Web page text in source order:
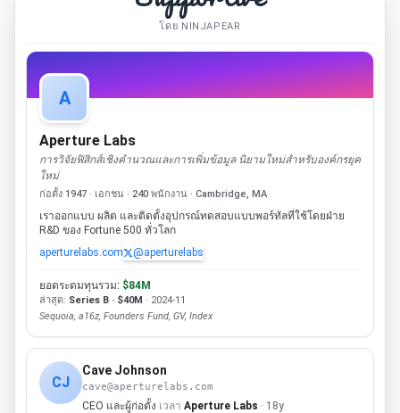
โดย NINJAPEAR
A
Aperture Labs
การวิจัยฟิสิกส์เชิงคำนวณและการเพิ่มข้อมูล นิยามใหม่สำหรับองค์กรยุค
ใหม่
ก่อตั้ง 1947 · เอกชน · 240 พนักงาน · Cambridge, MA
เราออกแบบ ผลิต และติดตั้งอุปกรณ์ทดสอบแบบพอร์ทัลที่ใช้โดยฝ่าย
R&D ของ Fortune 500 ทั่วโลก
aperturelabs.com
@aperturelabs
ยอดระดมทุนรวม: $84M
ล่าสุด: Series B · $40M · 2024-11
Sequoia, a16z, Founders Fund, GV, Index
CJ
Cave Johnson
cave@aperturelabs.com
CEO และผู้ก่อตั้ง เวลา Aperture Labs · 18y